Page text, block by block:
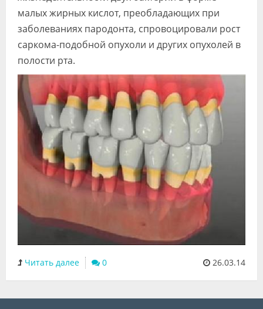
малых жирных кислот, преобладающих при
заболеваниях пародонта, спровоцировали рост
саркома-подобной опухоли и других опухолей в
полости рта.
Читать далее 0 26.03.14